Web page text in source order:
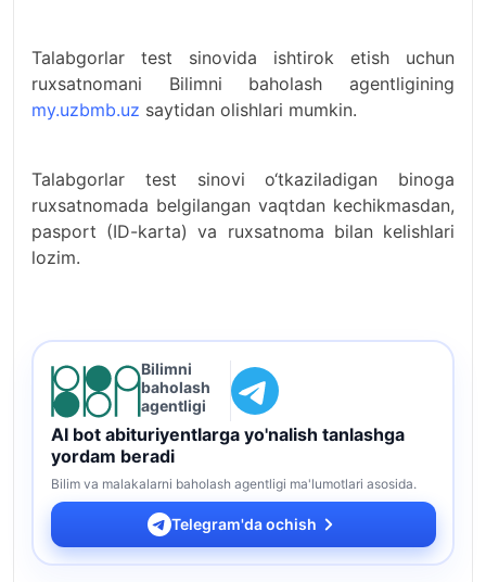
Talabgorlar test sinovida ishtirok etish uchun
ruxsatnomani Bilimni baholash agentligining
my.uzbmb.uz saytidan olishlari mumkin.
Talabgorlar test sinovi o‘tkaziladigan binoga
ruxsatnomada belgilangan vaqtdan kechikmasdan,
pasport (ID-karta) va ruxsatnoma bilan kelishlari
lozim.
Bilimni
baholash
agentligi
AI bot abituriyentlarga yo'nalish tanlashga
yordam beradi
Bilim va malakalarni baholash agentligi ma'lumotlari asosida.
Telegram'da ochish